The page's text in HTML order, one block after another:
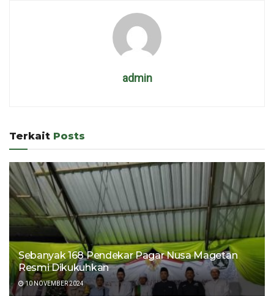
admin
Terkait Posts
Sebanyak 168 Pendekar Pagar Nusa Magetan
Resmi Dikukuhkan
10 NOVEMBER 2024